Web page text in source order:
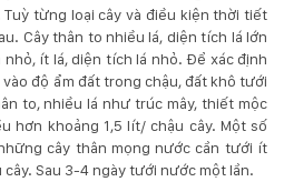
từng loại cây và điều kiện thời tiết
Cây thân to nhiều lá, diện tích lá lớn
ít lá, diện tích lá nhỏ. Để xác định
độ ẩm đất trong chậu, đất khô tưới
to, nhiều lá như trúc mây, thiết mộc
hơn khoảng 1,5 lít/ chậu cây. Một số
cây thân mọng nước cần tưới ít
Sau 3-4 ngày tưới nước một lần.